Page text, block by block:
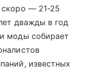
— 21-25
дважды в год
моды собирает
известных